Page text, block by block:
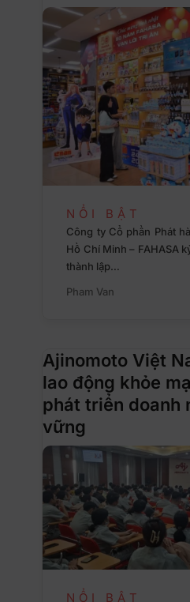
NỔI BẬT
Công ty Cổ phần Phát
Hồ Chí Minh – FAHASA
thành lập…
Pham Van
Ajinomoto Việt
lao động khỏe
phát triển doanh
vững
NỔI BẬT